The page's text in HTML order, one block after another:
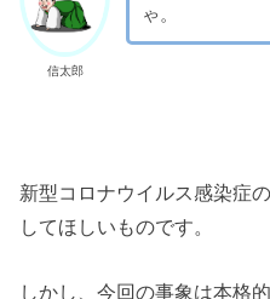
信太郎
ゃ。
新型コロナウイルス感染症
してほしいものです。
しかし、今回の事象は本格